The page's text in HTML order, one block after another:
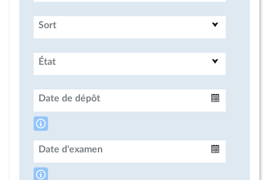
Sort
État
Date de dépôt
Date d'examen